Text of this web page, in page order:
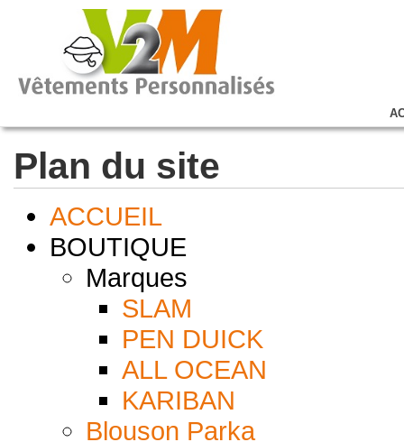
Plan du site
ACCUEIL
BOUTIQUE
Marques
SLAM
PEN DUICK
ALL OCEAN
KARIBAN
Blouson Parka